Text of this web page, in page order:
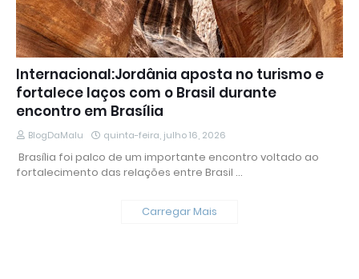
Internacional:Jordânia aposta no turismo e
fortalece laços com o Brasil durante
encontro em Brasília
BlogDaMalu quinta-feira, julho 16, 2026
​ Brasília foi palco de um importante encontro voltado ao
fortalecimento das relações entre Brasil …
Carregar Mais